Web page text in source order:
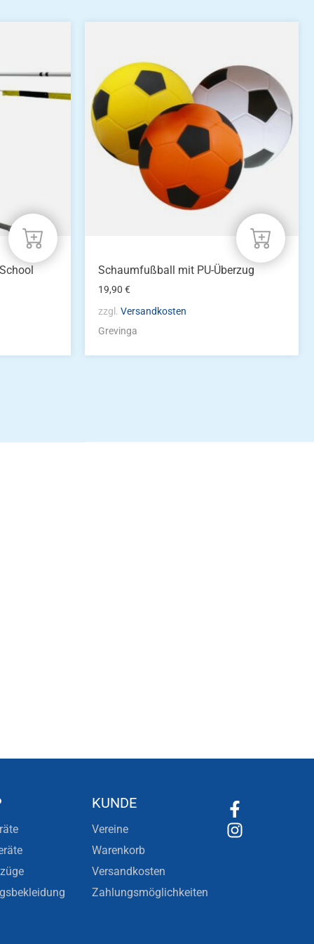
Schaumfußball mit PU-Überzug
19,90€
zzgl.Versandkosten
Grevinga
KUNDE
Vereine
Warenkorb
Versandkosten
Zahlungsmöglichkeiten